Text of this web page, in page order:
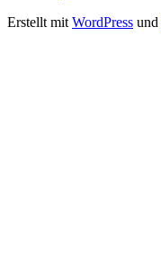
Erstellt mit WordPress und